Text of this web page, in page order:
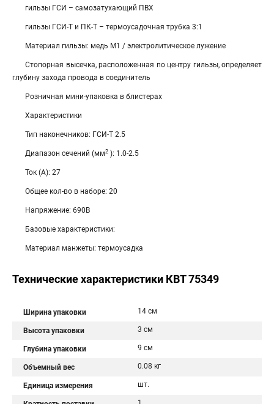
гильзы ГСИ – самозатухающий ПВХ
гильзы ГСИ-Т и ПК-Т – термоусадочная трубка 3:1
Материал гильзы: медь М1 / электролитическое лужение
Стопорная высечка, расположенная по центру гильзы, определяет
глубину захода провода в соединитель
Розничная мини-упаковка в блистерах
Характеристики
Тип наконечников: ГСИ-Т 2.5
Диапазон сечений (мм2 ): 1.0-2.5
Ток (А): 27
Общее кол-во в наборе: 20
Напряжение: 690В
Базовые характеристики:
Материал манжеты: термоусадка
Технические характеристики КВТ 75349
Ширина упаковки 14 см
Высота упаковки 3 см
Глубина упаковки 9 см
Объемный вес 0.08 кг
Единица измерения шт.